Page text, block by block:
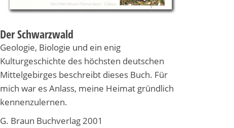
Der Schwarzwald
Geologie, Biologie und ein enig
Kulturgeschichte des höchsten deutschen
Mittelgebirges beschreibt dieses Buch. Für
mich war es Anlass, meine Heimat gründlich
kennenzulernen.
G. Braun Buchverlag 2001